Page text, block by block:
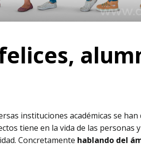
instituciones académicas se
tiene en la vida de las personas
Concretamente hablando del